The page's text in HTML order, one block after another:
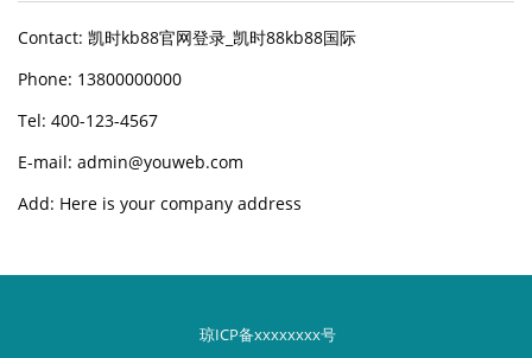
Contact: 凯时kb88官网登录_凯时88kb88国际
Phone: 13800000000
Tel: 400-123-4567
E-mail: admin@youweb.com
Add: Here is your company address
琼ICP备xxxxxxxx号